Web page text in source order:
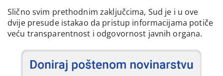
Slično svim prethodnim zaključcima, Sud je i u ove
dvije presude istakao da pristup informacijama potiče
veću transparentnost i odgovornost javnih organa.